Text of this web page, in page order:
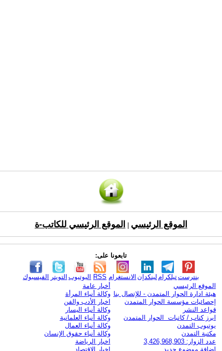
الموقع الرئيسي الموقع الرئيسي للكاتب-ة
تابعونا على:
الفيسبوك التويتر اليوتيوب RSS الانستغرام لينكدإن تيلكرامبنترست
الموقع الرئيسي
هيئة ادارة الحوار المتمدن - للإتصال بنا
إحصائيات مؤسسة الحوار المتمدن
قواعد النشر
ابرز كتاب / كاتبات الحوار المتمدن
يوتيوب التمدن
مكتبة التمدن
عدد الزوار: 3,426,968,903
اضافة موضوع جديد
أخبار عامة
وكالة أنباء المرأة
اخبار الأدب والفن
وكالة أنباء اليسار
وكالة أنباء العلمانية
وكالة أنباء العمال
وكالة أنباء حقوق الإنسان
اخبار الرياضة
اخبار الاقتصاد